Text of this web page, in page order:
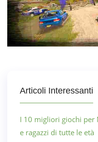
Articoli Interessanti
I 10 migliori giochi per
e ragazzi di tutte le età